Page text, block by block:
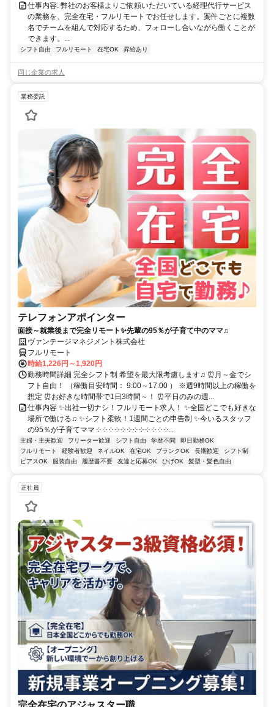
仕事内容: 弊社のお客様よりご依頼いただいている経理代行サービス
の業務を、完全在宅・フルリモートでお任せします。案件ごとに複数
名でチームを組んで対応するため、フォローし合いながら働くことが
できます。...
シフト自由 フルリモート 在宅OK 昇給あり
同じ企業の求人
業務委託
テレフォンアポインター
面接～就業後まで完全リモート✨先輩の95％が子育て中のママ♫
ヴァンテージマネジメント株式会社
フルリモート
時給1,226円～1,920円
勤務時間詳細 完全シフト制 希望を最大限考慮します♫ ⏰月～金でシ
フト自由！ （稼働目安時間： 9:00～17:00 ） ※週9時間以上の稼働を
想定 ⏰お好きな時間帯で1日3時間～！ ⏰平日のみの週...
仕事内容 ✨出社一切ナシ！フルリモート求人！ ✨全国どこでも好きな
場所で働ける♫ ✨シフト柔軟！1週間ごとの申告制 ✨今いるスタッフ
の95％が子育てママ ༶ ༶ ༶ ༶ ༶ ༶ ༶ ༶ ༶ ༶ ༶ ༶...
主婦・主夫歓迎 フリーター歓迎 シフト自由 学歴不問
即日勤務OK
フルリモート
経験者歓迎 ネイルOK 在宅OK ブランクOK 長期歓迎
シフト制
ピアスOK
服装自由 履歴書不要 友達と応募OK ひげOK 髪型・髪色自由
正社員
完全在宅のアジャスター職